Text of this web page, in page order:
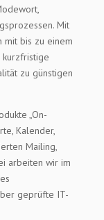
Mit
mit bis zu einem
zu günstigen
„On-
Kalender,
Mailing,
arbeiten wir im
geprüfte IT-